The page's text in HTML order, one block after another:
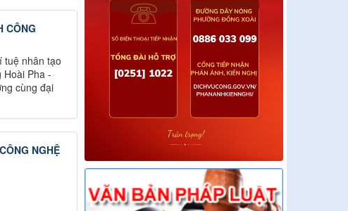
CÔNG
tuệ nhân tạo
Pha -
cùng đại
NGHỆ